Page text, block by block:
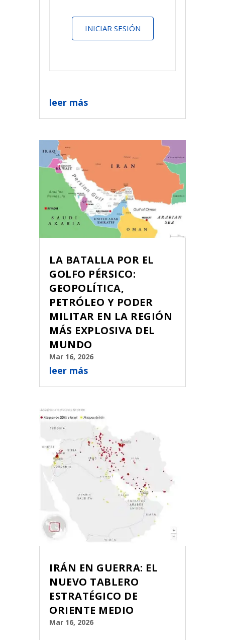
INICIAR SESIÓN
leer más
LA BATALLA POR EL
GOLFO PÉRSICO:
GEOPOLÍTICA,
PETRÓLEO Y PODER
MILITAR EN LA REGIÓN
MÁS EXPLOSIVA DEL
MUNDO
Mar 16, 2026
leer más
IRÁN EN GUERRA: EL
NUEVO TABLERO
ESTRATÉGICO DE
ORIENTE MEDIO
Mar 16, 2026